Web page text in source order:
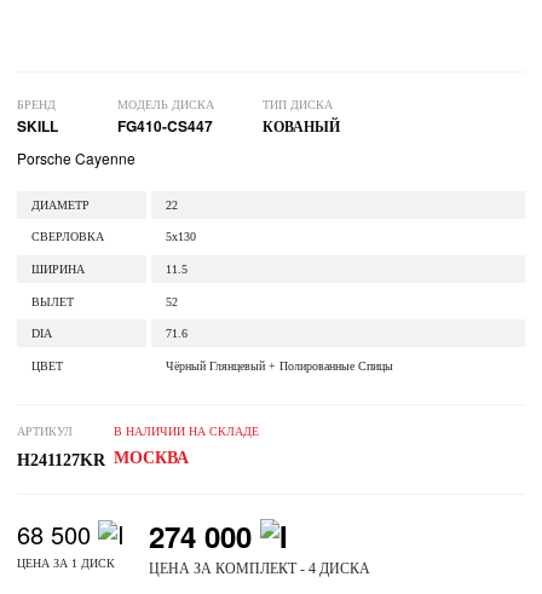
БРЕНД
SKILL
МОДЕЛЬ ДИСКА
FG410-CS447
ТИП ДИСКА
КОВАНЫЙ
Porsche Cayenne
ДИАМЕТР 22
СВЕРЛОВКА 5x130
ШИРИНА 11.5
ВЫЛЕТ 52
DIA 71.6
ЦВЕТ Чёрный Глянцевый + Полированные Спицы
АРТИКУЛ
H241127KR
В НАЛИЧИИ НА СКЛАДЕ
МОСКВА
68 500
ЦЕНА ЗА 1 ДИСК
274 000
ЦЕНА ЗА КОМПЛЕКТ - 4 ДИСКА